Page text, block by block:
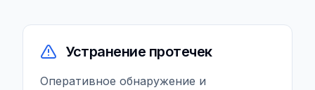
Устранение протечек
Оперативное обнаружение и